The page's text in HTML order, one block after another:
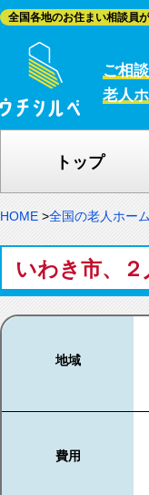
全国各地のお住まい相談員
ご相
老人
トップ
HOME >全国の老人ホー
いわき市、２
地域
費用